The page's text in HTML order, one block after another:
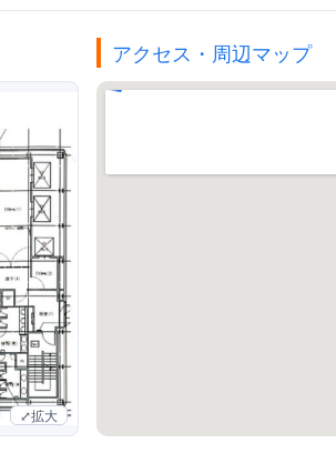
拡大
アクセス・周辺マップ